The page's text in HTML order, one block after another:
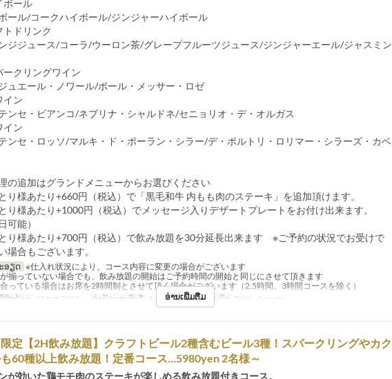
ボール
ール/コークハイボール/ジンジャーハイボール
トドリンク
ジジュース/コーラ/ウーロン茶/グレープフルーツジュース/ジンジャーエール/ジャスミン
ークリングワイン
ュエール・ノワール/ポール・メッサー・ロゼ
イン
ンセ・ビアンコ/ネブリナ・シャルドネ/セニョリオ・デ・オルガス
イン
ンセ・ロッソ/マルキ・ド・ポーラン・シラー/デ・ボルトリ・ロリマー・シラーズ・カベ
の追加はグランドメニューからお選びください
り様あたり+660円（税込）で「黒毛和牛 内もも肉のステーキ」を追加頂けます。
り様あたり+1000円（税込）でメッセージ入りデザートプレートをお付け出来ます。
可能）
り様あたり+700円（税込）で飲み放題を30分延長出来ます ※ご予約の状況でお受けで
場合もございます。
ອຽດ ※仕入れ状況により、コース内容に変更の場合がございます
揃っていない場合でも、飲み放題の開始はご予約時間の開始と同じにさせて頂きます
っている場合はお席を2時間制とさせて頂く場合がございます（2.5時間、3時間コースを除く）
ຖືກຕ້ອງ
27 ທ.ວ 2025 ~ ຈຳກັດການສັ່ງຊື້ 2 ~ 30 ປະເພດບ່ອນນັ່ງ Table, Counter
ອ່ານເພີ່ມຕື່ມ
定【2H飲み放題】クラフトビール2種含むビール3種！スパークリングやカク
60種以上飲み放題！定番コース…5980yen 2名様～
が効いた鶏モモ肉のステーキが楽しめる飲み放題付きコース。